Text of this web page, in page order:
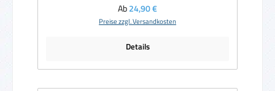
Regulärer Preis:
Ab24,90 €
Preise zzgl. Versandkosten
Details